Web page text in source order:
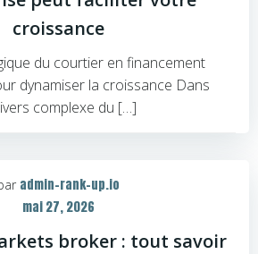
croissance
du courtier en financement
dynamiser la croissance Dans
complexe du […]
admin-rank-up.io
mai 27, 2026
broker : tout savoir